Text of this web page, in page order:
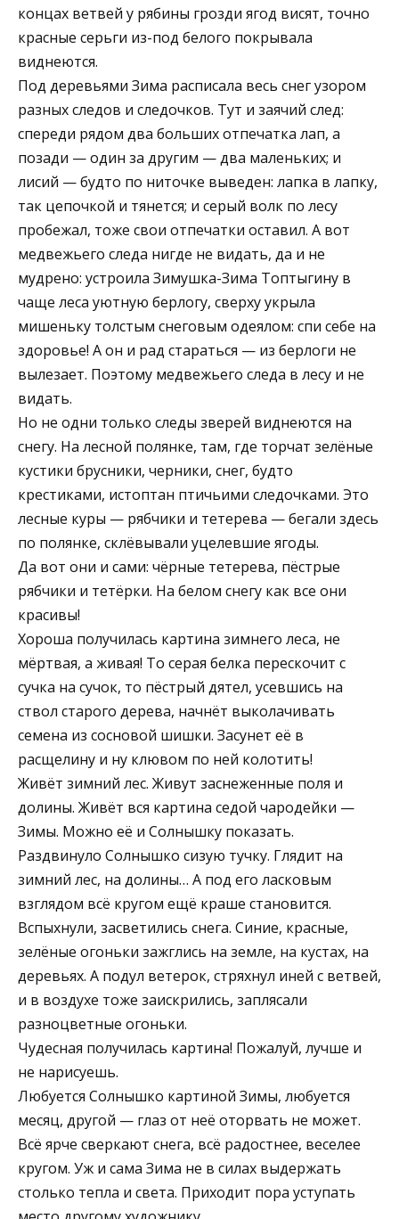
концах ветвей у рябины грозди ягод висят, точно
красные серьги из-под белого покрывала
виднеются.
Под деревьями Зима расписала весь снег узором
разных следов и следочков. Тут и заячий след:
спереди рядом два больших отпечатка лап, а
позади — один за другим — два маленьких; и
лисий — будто по ниточке выведен: лапка в лапку,
так цепочкой и тянется; и серый волк по лесу
пробежал, тоже свои отпечатки оставил. А вот
медвежьего следа нигде не видать, да и не
мудрено: устроила Зимушка-Зима Топтыгину в
чаще леса уютную берлогу, сверху укрыла
мишеньку толстым снеговым одеялом: спи себе на
здоровье! А он и рад стараться — из берлоги не
вылезает. Поэтому медвежьего следа в лесу и не
видать.
Но не одни только следы зверей виднеются на
снегу. На лесной полянке, там, где торчат зелёные
кустики брусники, черники, снег, будто
крестиками, истоптан птичьими следочками. Это
лесные куры — рябчики и тетерева — бегали здесь
по полянке, склёвывали уцелевшие ягоды.
Да вот они и сами: чёрные тетерева, пёстрые
рябчики и тетёрки. На белом снегу как все они
красивы!
Хороша получилась картина зимнего леса, не
мёртвая, а живая! То серая белка перескочит с
сучка на сучок, то пёстрый дятел, усевшись на
ствол старого дерева, начнёт выколачивать
семена из сосновой шишки. Засунет её в
расщелину и ну клювом по ней колотить!
Живёт зимний лес. Живут заснеженные поля и
долины. Живёт вся картина седой чародейки —
Зимы. Можно её и Солнышку показать.
Раздвинуло Солнышко сизую тучку. Глядит на
зимний лес, на долины… А под его ласковым
взглядом всё кругом ещё краше становится.
Вспыхнули, засветились снега. Синие, красные,
зелёные огоньки зажглись на земле, на кустах, на
деревьях. А подул ветерок, стряхнул иней с ветвей,
и в воздухе тоже заискрились, заплясали
разноцветные огоньки.
Чудесная получилась картина! Пожалуй, лучше и
не нарисуешь.
Любуется Солнышко картиной Зимы, любуется
месяц, другой — глаз от неё оторвать не может.
Всё ярче сверкают снега, всё радостнее, веселее
кругом. Уж и сама Зима не в силах выдержать
столько тепла и света. Приходит пора уступать